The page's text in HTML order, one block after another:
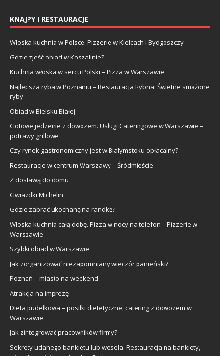
KNAJPY I RESTAURACJE
Włoska kuchnia w Polsce. Pizzerie w Kielcach i Bydgoszczy
Gdzie zjeść obiad w Koszalinie?
Kuchnia włoska w sercu Polski – Pizza w Warszawie
Najlepsza ryba w Poznaniu – Restauracja Rybna: Świetne smażone
ryby
Obiad w Bielsku Białej
Gotowe jedzenie z dowozem. Usługi Cateringowe w Warszawie –
potrawy grillowe
Czy rynek gastronomiczny jest w Białymstoku opłacalny?
Restauracje w centrum Warszawy – Śródmieście
Z dostawą do domu
Gwiazdki Michelin
Gdzie zabrać ukochaną na randkę?
Włoska kuchnia całą dobę. Pizza w nocy na telefon – Pizzerie w
Warszawie
Szybki obiad w Warszawie
Jak zorganizować niezapomniany wieczór panieński?
Poznań – miasto na weekend
Atrakcja na imprezę
Dieta pudełkowa – posiłki dietetyczne, catering z dowozem w
Warszawie
Jak zintegrować pracowników firmy?
Sekrety udanego bankietu lub wesela. Restauracja na bankiety,